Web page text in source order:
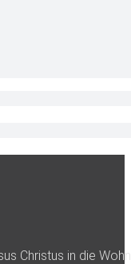
Christus in die